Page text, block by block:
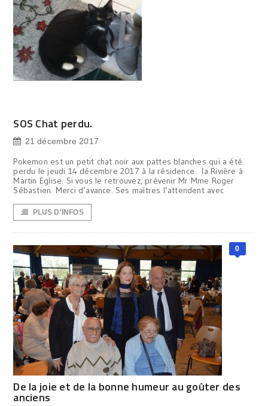
SOS Chat perdu.
21 décembre 2017
Pokemon est un petit chat noir aux pattes blanches qui a été
perdu le jeudi 14 décembre 2017 à la résidence la Rivière à
Martin Eglise. Si vous le retrouvez, prévenir Mr Mme Roger
Sébastien. Merci d’avance. Ses maîtres l’attendent avec
PLUS D'INFOS
0
De la joie et de la bonne humeur au goûter des
anciens